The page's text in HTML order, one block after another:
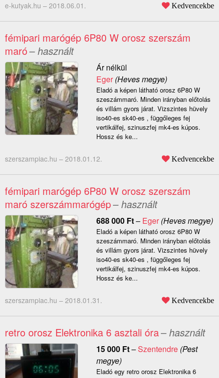
e-kutyak.hu – 2018.06.01. Kedvencekbe
fémipari marógép 6P80 W orosz szerszám
maró– használt
Ár nélkül
Eger(Heves megye)
Eladó a képen látható orosz 6P80 W
szeszámmaró. Minden irányban előtolás
és villám gyors járat. Vizszintes hüvely
iso40-es sk40-es , függőleges fej
vertikálfej, szinuszfej mk4-es kúpos.
Hossz és ke...
szerszampiac.hu – 2018.01.12. Kedvencekbe
fémipari marógép 6P80 W orosz szerszám
maró szerszámmarógép– használt
688 000 Ft– Eger(Heves megye)
Eladó a képen látható orosz 6P80 W
szeszámmaró. Minden irányban előtolás
és villám gyors járat. Vizszintes hüvely
iso40-es sk40-es , függőleges fej
vertikálfej, szinuszfej mk4-es kúpos.
Hossz és ke...
szerszampiac.hu – 2018.01.31. Kedvencekbe
retro orosz Elektronika 6 asztali óra– használt
15 000 Ft–Szentendre(Pest
megye)
Eladó egy retro orosz Elektronika 6